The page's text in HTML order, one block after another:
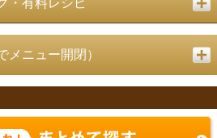
メニュー開閉）